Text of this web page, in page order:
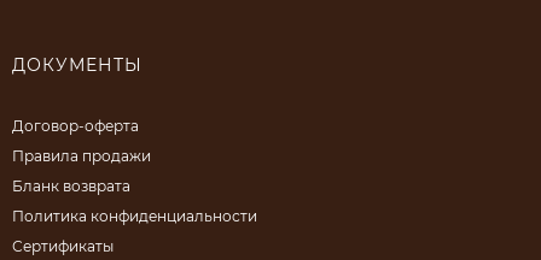
ДОКУМЕНТЫ
Договор-оферта
Правила продажи
Бланк возврата
Политика конфиденциальности
Сертификаты